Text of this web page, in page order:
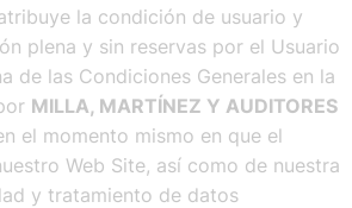
la condición de usuario y
plena y sin reservas por el Usuario
de las Condiciones Generales en la
MILLA, MARTÍNEZ Y AUDITORES
el momento mismo en que el
Web Site, así como de nuestra
y tratamiento de datos